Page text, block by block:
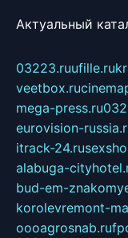
Актуальный
03223.ruufille.ru
veetbox.ru
mega-press.ru
eurovision-
itrack-24.ru
alabuga-
bud-em-
korolevremont-
oooagrosnab.ru